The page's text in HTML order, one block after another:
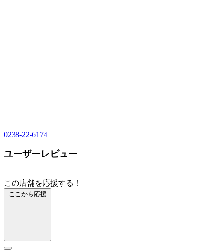
0238-22-6174
ユーザーレビュー
この店舗を応援する！
ここから応援